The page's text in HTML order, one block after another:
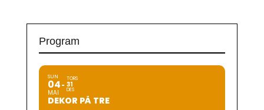
Program
SUN
04
MAI
TORS
31
DES
DEKOR PÅ TRE